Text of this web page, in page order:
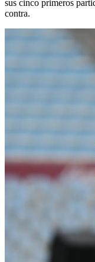
sus cinco primeros
contra.